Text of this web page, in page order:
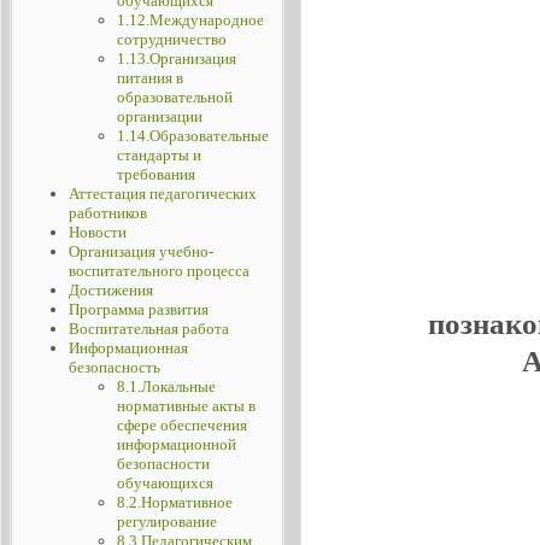
1.12.Международное
сотрудничество
1.13.Организация
питания в
образовательной
организации
1.14.Образовательные
стандарты и
требования
Аттестация педагогических
работников
Новости
Организация учебно-
воспитательного процесса
Достижения
Программа развития
Воспитательная работа
Информационная
безопасность
8.1.Локальные
нормативные акты в
сфере обеспечения
информационной
безопасности
обучающихся
8.2.Нормативное
регулирование
8.3.Педагогическим